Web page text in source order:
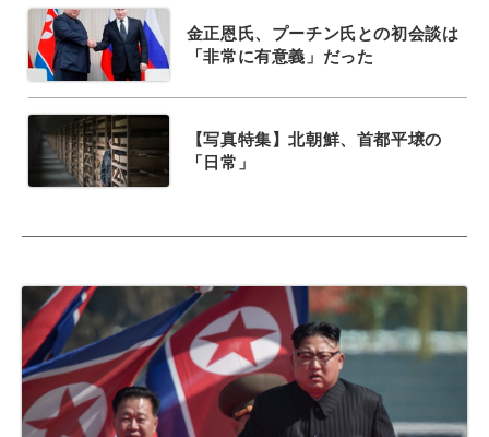
金正恩氏、プーチン氏との初会談は
「非常に有意義」だった
【写真特集】北朝鮮、首都平壌の
「日常」